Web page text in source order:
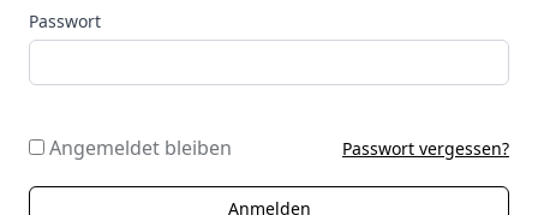
Passwort
Angemeldet bleiben Passwort vergessen?